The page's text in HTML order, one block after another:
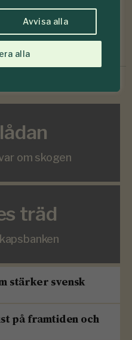
Avvisa alla
alla
om skogen
träd
stärker svensk
på framtiden och